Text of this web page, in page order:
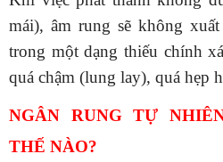
mái), âm rung sẽ không
trong một dạng thiếu chính
quá chậm (lung lay), quá hẹp
NGÂN RUNG TỰ
THẾ NÀO?